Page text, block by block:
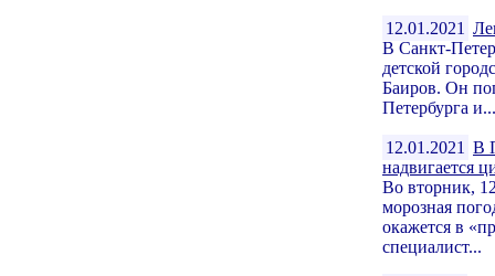
12.01.2021
В Санкт-
детской
Баиров. Он
Петербурга и...
12.01.2021 В
надвигается
Во вторник,
морозная
окажется в
специалист...